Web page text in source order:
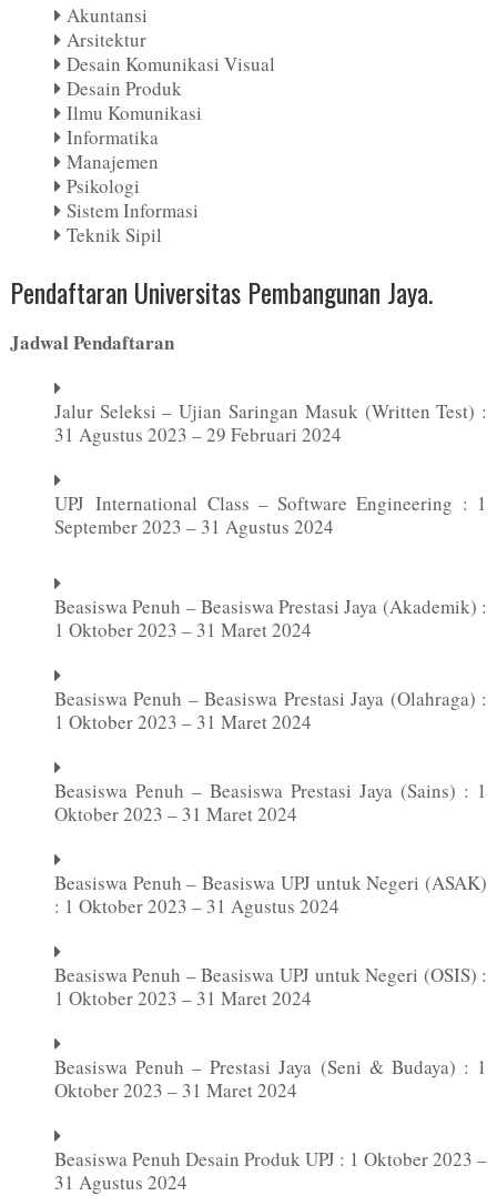
Akuntansi
Arsitektur
Desain Komunikasi Visual
Desain Produk
Ilmu Komunikasi
Informatika
Manajemen
Psikologi
Sistem Informasi
Teknik Sipil
Pendaftaran Universitas Pembangunan Jaya.
Jadwal Pendaftaran
Jalur Seleksi – Ujian Saringan Masuk (Written Test) :
31 Agustus 2023 – 29 Februari 2024
UPJInternational Class – Software Engineering : 1
September 2023 – 31 Agustus 2024
Beasiswa Penuh – Beasiswa Prestasi Jaya (Akademik) :
1 Oktober 2023 – 31 Maret 2024
Beasiswa Penuh – Beasiswa Prestasi Jaya (Olahraga) :
1 Oktober 2023 – 31 Maret 2024
Beasiswa Penuh – Beasiswa Prestasi Jaya (Sains) : 1
Oktober 2023 – 31 Maret 2024
Beasiswa Penuh – Beasiswa UPJ untuk Negeri (ASAK)
: 1 Oktober 2023 – 31 Agustus 2024
Beasiswa Penuh – Beasiswa UPJ untuk Negeri (OSIS) :
1 Oktober 2023 – 31 Maret 2024
Beasiswa Penuh – Prestasi Jaya (Seni & Budaya) : 1
Oktober 2023 – 31 Maret 2024
Beasiswa Penuh Desain Produk UPJ : 1 Oktober 2023 –
31 Agustus 2024